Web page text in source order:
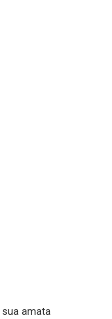
sua amata